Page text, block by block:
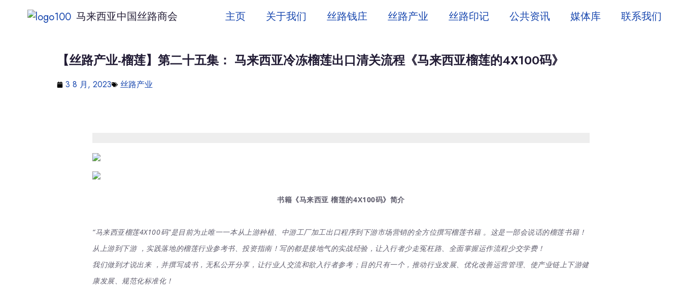
马来西亚中国丝路商会 主页 关于我们 丝路钱庄 丝路产业 丝路印记 公共资讯 媒体库 联系我们
【丝路产业-榴莲】第二十五集： 马来西亚冷冻榴莲出口清关流程《马来西亚榴莲的4X100码》
3 8 月, 2023 丝路产业
书籍《马来西亚 榴莲的4X100码》简介
“马来西亚榴莲4X100码”是目前为止唯一一本从上游种植、中游工厂加工出口程序到下游市场营销的全方位撰写榴莲书籍 。这是一部会说话的榴莲书籍！
从上游到下游 ，实践落地的榴莲行业参考书、投资指南！写的都是接地气的实战经验，让入行者少走冤枉路、全面掌握运作流程少交学费！
我们做到才说出来 ，并撰写成书，无私公开分享，让行业人交流和欲入行者参考；目的只有一个，推动行业发展、优化改善运营管理、使产业链上下游健
康发展、规范化标准化！